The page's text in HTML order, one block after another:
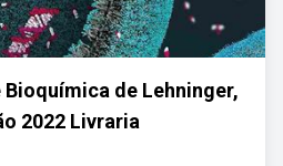
de Lehninger,
2022 Livraria